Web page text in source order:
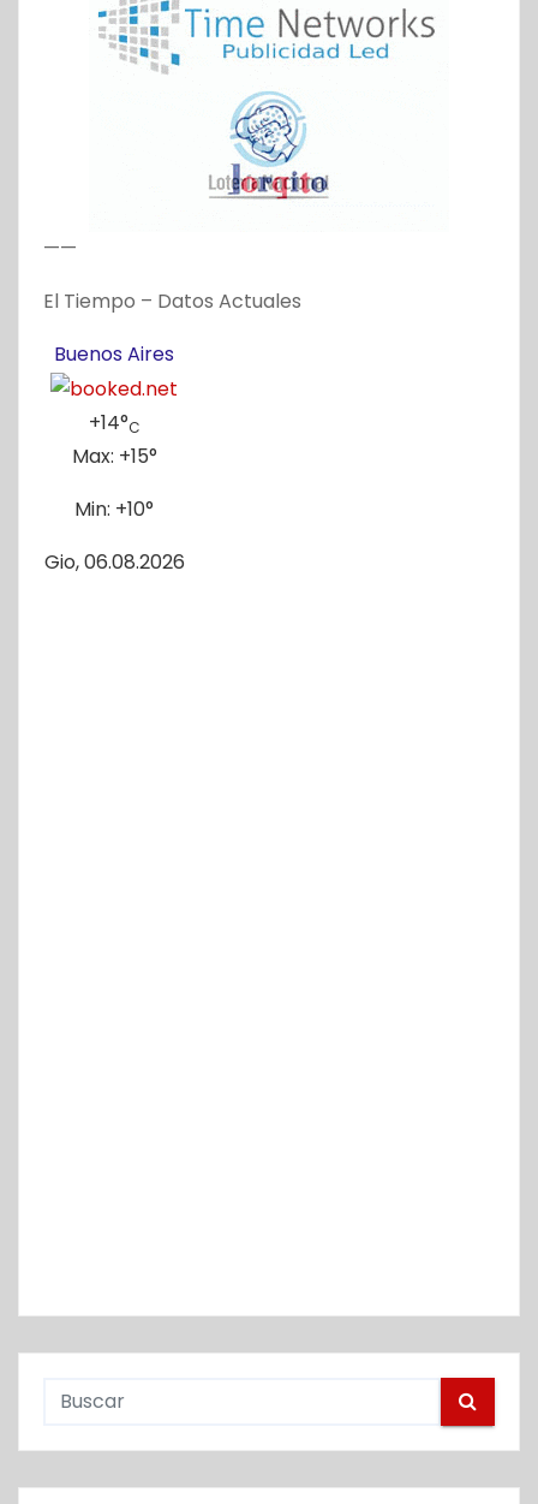
——
El Tiempo – Datos Actuales
Buenos Aires
+14°C
Max: +15°
Min: +10°
Gio, 06.08.2026